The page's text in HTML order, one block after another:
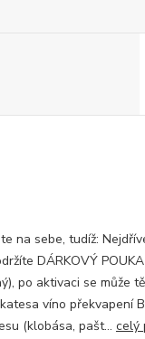
na sebe, tudíž:
DÁRKOVÝ
po aktivaci se může
víno překvapení
(klobása, pašt... celý